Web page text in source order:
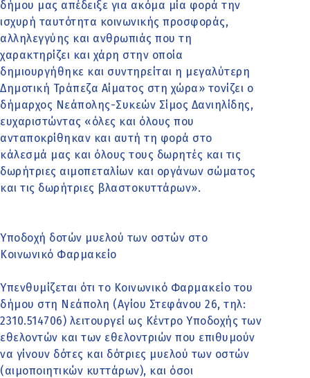
δήμου μας απέδειξε για ακόμα μία φορά την
ισχυρή ταυτότητα κοινωνικής προσφοράς,
αλληλεγγύης και ανθρωπιάς που τη
χαρακτηρίζει και χάρη στην οποία
δημιουργήθηκε και συντηρείται η μεγαλύτερη
Δημοτική Τράπεζα Αίματος στη χώρα» τονίζει ο
δήμαρχος Νεάπολης-Συκεών Σίμος Δανιηλίδης,
ευχαριστώντας «όλες και όλους που
ανταποκρίθηκαν και αυτή τη φορά στο
κάλεσμά μας και όλους τους δωρητές και τις
δωρήτριες αιμοπεταλίων και οργάνων σώματος
και τις δωρήτριες βλαστοκυττάρων».
Υποδοχή δοτών μυελού των οστών στο
Κοινωνικό Φαρμακείο
Υπενθυμίζεται ότι το Κοινωνικό Φαρμακείο του
δήμου στη Νεάπολη (Αγίου Στεφάνου 26, τηλ:
2310.514706) λειτουργεί ως Κέντρο Υποδοχής των
εθελοντών και των εθελοντριών που επιθυμούν
να γίνουν δότες και δότριες μυελού των οστών
(αιμοποιητικών κυττάρων), και όσοι